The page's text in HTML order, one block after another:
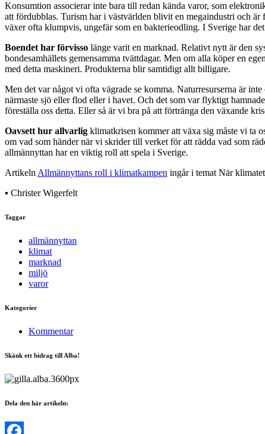
Konsumtion associerar inte bara till redan kända varor, som
att fördubblas. Turism har i västvärlden blivit en megaindustri och
växer ofta klumpvis, ungefär som en bakterieodling. I Sverige har
Boendet har förvisso länge varit en marknad. Relativt nytt är den
bondesamhällets gemensamma tvättdagar. Men om alla köper en
med detta maskineri. Produkterna blir samtidigt allt billigare.
Men det var något vi ofta vägrade se komma. Naturresurserna är
närmaste sjö eller flod eller i havet. Och det som var flyktigt
föreställa oss detta. Eller så är vi bra på att förtränga den växande
Oavsett hur allvarlig klimatkrisen kommer att växa sig måste vi ta
om vad som händer när vi skrider till verket för att rädda vad som
allmännyttan har en viktig roll att spela i Sverige.
ArtikelnAllmännyttans roll i klimatkampen ingår i temat När
▪ Christer Wigerfelt
Taggar
allmännyttan
klimat
marknad
miljö
varor
Kategorier
Kommentar
Skänk ett bidrag till Alba!
Dela den här artikeln: